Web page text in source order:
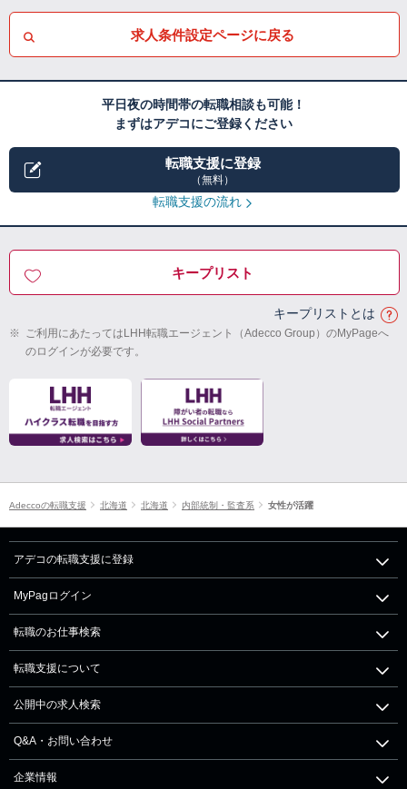
求人条件設定ページに戻る
平日夜の時間帯の転職相談も可能！
まずはアデコにご登録ください
転職支援に登録
（無料）
転職支援の流れ
キープリスト
キープリストとは
※ ご利用にあたってはLHH転職エージェント（Adecco Group）のMyPageへ
のログインが必要です。
Adeccoの転職支援 北海道 北海道 内部統制・監査系 女性が活躍
アデコの転職支援に登録
MyPagログイン
転職のお仕事検索
転職支援について
公開中の求人検索
Q&A・お問い合わせ
企業情報